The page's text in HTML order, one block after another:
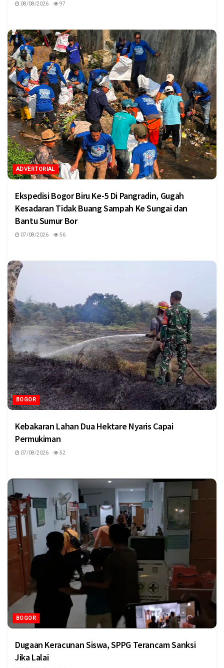
08/08/2026 97
ADVERTORIAL
Ekspedisi Bogor Biru Ke-5 Di Pangradin, Gugah
Kesadaran Tidak Buang Sampah Ke Sungai dan
Bantu Sumur Bor
07/08/2026 56
BOGOR
Kebakaran Lahan Dua Hektare Nyaris Capai
Permukiman
07/08/2026 52
BOGOR
Dugaan Keracunan Siswa, SPPG Terancam Sanksi
Jika Lalai